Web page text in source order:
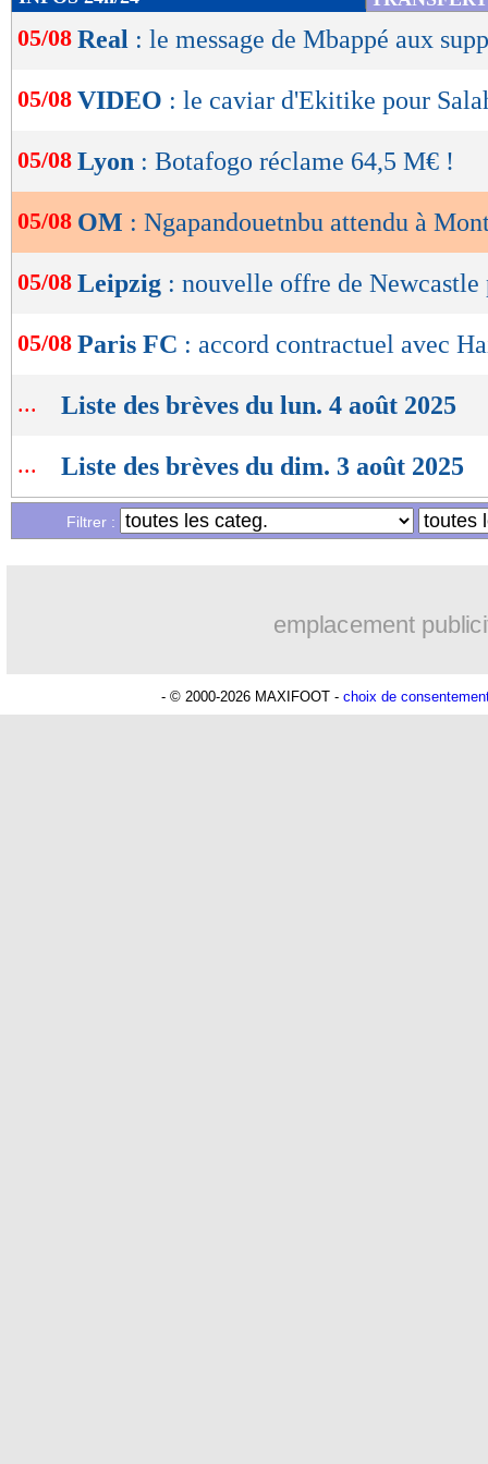
de
lecture
OK
05/08 Real : le message de Mbappé aux
05/08 VIDEO : le caviar d'Ekitike pour
05/08 Lyon : Botafogo réclame 64,5 M€ !
05/08 OM : Ngapandouetnbu attendu à
05/08 Leipzig : nouvelle offre de Newcastle
05/08 Paris FC : accord contractuel avec
... Liste des brèves du lun. 4 août 2025
... Liste des brèves du dim. 3 août 2025
Filtrer :
emplacement
- © 2000-2026 MAXIFOOT - choix de